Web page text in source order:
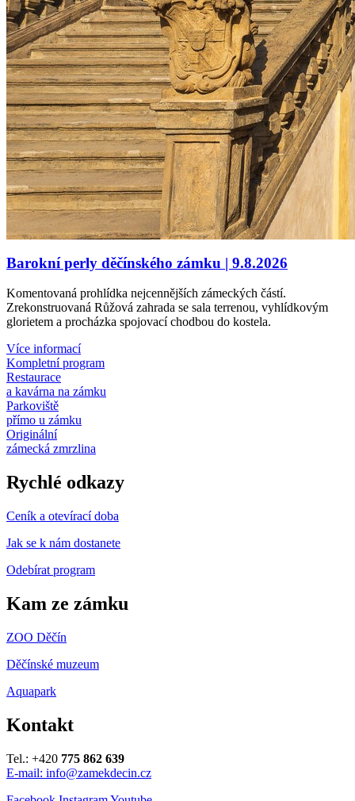
Barokní perly děčínského zámku | 9.8.2026
Komentovaná prohlídka nejcennějších zámeckých částí.
Zrekonstruovaná Růžová zahrada se sala terrenou, vyhlídkovým
glorietem a procházka spojovací chodbou do kostela.
Více informací
Kompletní program
Restaurace
a kavárna na zámku
Parkoviště
přímo u zámku
Originální
zámecká zmrzlina
Rychlé odkazy
Ceník a otevírací doba
Jak se k nám dostanete
Odebírat program
Kam ze zámku
ZOO Děčín
Děčínské muzeum
Aquapark
Kontakt
Tel.: +420 775 862 639
E-mail: info@zamekdecin.cz